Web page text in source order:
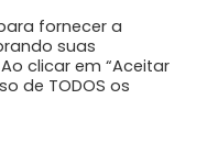
fornecer a
suas
clicar em “Aceitar
de TODOS os